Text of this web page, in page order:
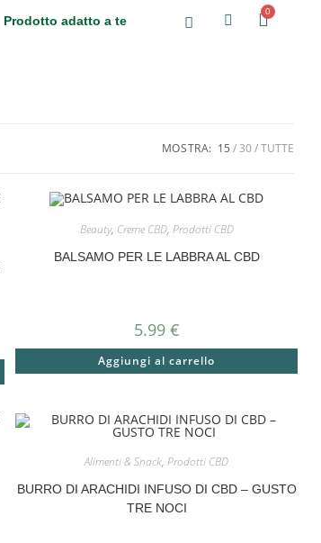
Prodotto adatto a te
MOSTRA: 15 30 TUTTE
Beauty, Creme CBD, Prodotti CBD
BALSAMO PER LE LABBRA AL CBD
5.99 €
Aggiungi al carrello
Alimenti & Snack, Prodotti CBD
BURRO DI ARACHIDI INFUSO DI CBD – GUSTO
TRE NOCI